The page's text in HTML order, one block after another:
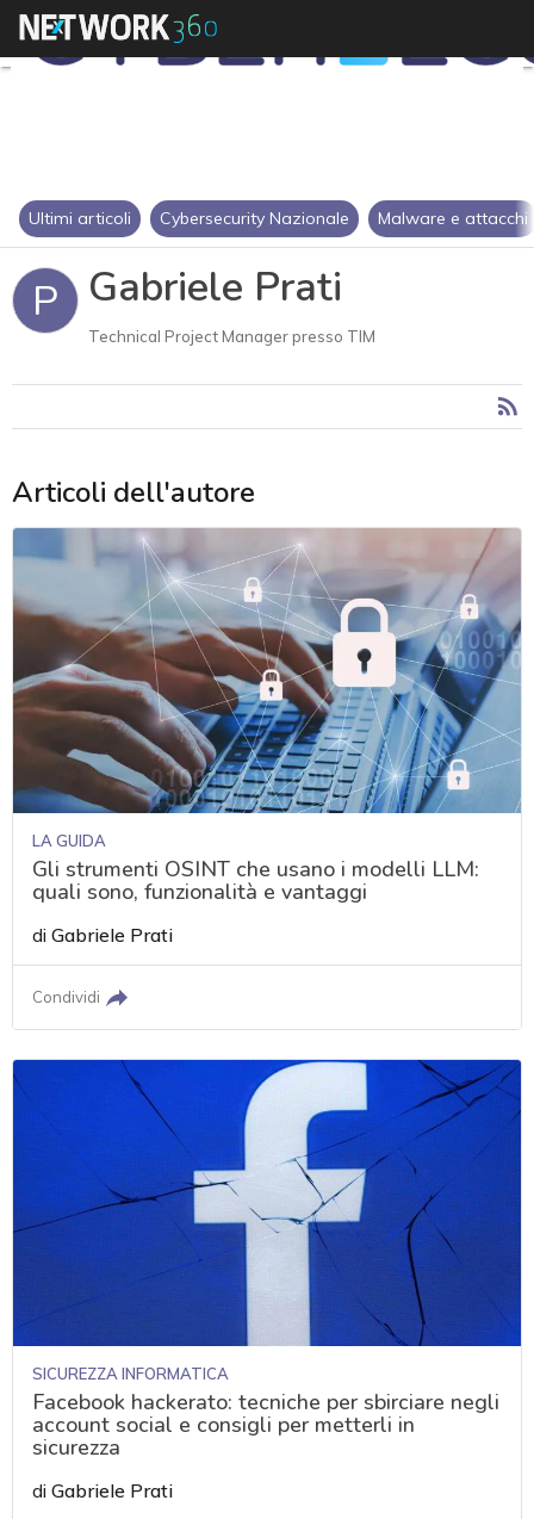
Ultimi articoli Cybersecurity Nazionale Malware e attacchi
P Gabriele Prati
Technical Project Manager presso TIM
Articoli dell'autore
LA GUIDA
Gli strumenti OSINT che usano i modelli LLM:
quali sono, funzionalità e vantaggi
diGabriele Prati
Condividi
SICUREZZA INFORMATICA
Facebook hackerato: tecniche per sbirciare negli
account social e consigli per metterli in
sicurezza
diGabriele Prati